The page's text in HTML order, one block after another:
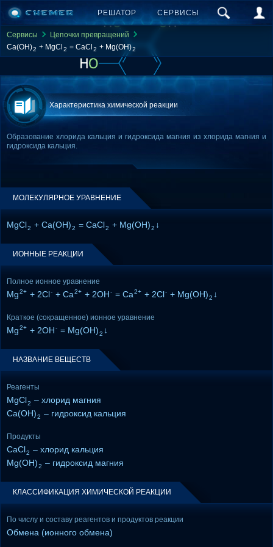
РЕШАТОР СЕРВИСЫ
Сервисы
Цепочки превращений
Ca(OH)2 + MgCl 2 = CaCl 2 + Mg(OH)2
Характеристика химической реакции
Образование хлорида кальция и гидроксида магния из хлорида магния и
гидроксида кальция.
МОЛЕКУЛЯРНОЕ УРАВНЕНИЕ
MgCl2 + Ca(OH)2 = CaCl2 + Mg(OH)2 ↓
ИОННЫЕ РЕАКЦИИ
Полное ионное уравнение
Mg2+ + 2Cl- + Ca2+ + 2OH- = Ca2+ + 2Cl- + Mg(OH)2 ↓
Краткое (сокращенное) ионное уравнение
Mg2+ + 2OH- = Mg(OH)2 ↓
НАЗВАНИЕ ВЕЩЕСТВ
Реагенты
MgCl2 – хлорид магния
Ca(OH)2 – гидроксид кальция
Продукты
CaCl2 – хлорид кальция
Mg(OH)2 – гидроксид магния
КЛАССИФИКАЦИЯ ХИМИЧЕСКОЙ РЕАКЦИИ
По числу и составу реагентов и продуктов реакции
Обмена (ионного обмена)